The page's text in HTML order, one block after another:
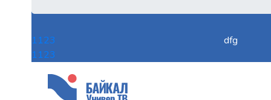
1123
1123
dfg